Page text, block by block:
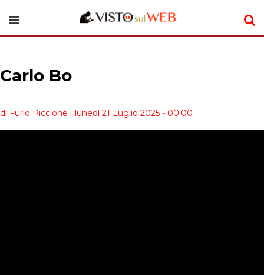
Carlo Bo
di Furio Piccione | lunedì 21 Luglio 2025 - 00:00